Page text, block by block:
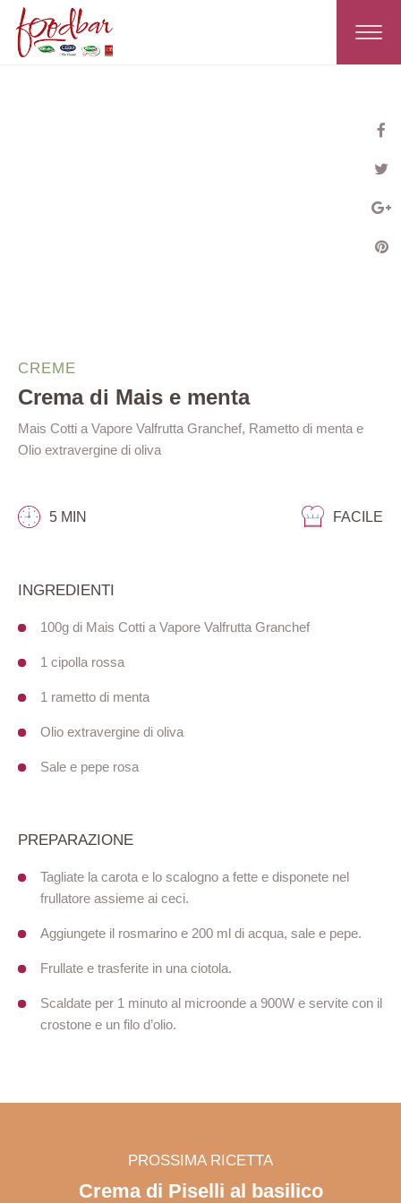
Toggle
CREME
Crema di Mais e menta
Mais Cotti a Vapore Valfrutta Granchef, Rametto di menta e
Olio extravergine di oliva
5 MIN FACILE
INGREDIENTI
100g di Mais Cotti a Vapore Valfrutta Granchef
1 cipolla rossa
1 rametto di menta
Olio extravergine di oliva
Sale e pepe rosa
PREPARAZIONE
Tagliate la carota e lo scalogno a fette e disponete nel
frullatore assieme ai ceci.
Aggiungete il rosmarino e 200 ml di acqua, sale e pepe.
Frullate e trasferite in una ciotola.
Scaldate per 1 minuto al microonde a 900W e servite con il
crostone e un filo d’olio.
PROSSIMA RICETTA
Crema di Piselli al basilico